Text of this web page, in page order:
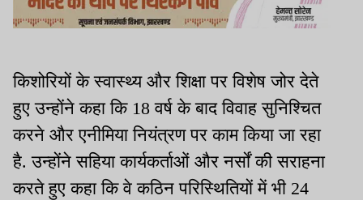
किशोरियों के स्वास्थ्य और शिक्षा पर विशेष जोर देते
हुए उन्होंने कहा कि 18 वर्ष के बाद विवाह सुनिश्चित
करने और एनीमिया नियंत्रण पर काम किया जा रहा
है. उन्होंने सहिया कार्यकर्ताओं और नर्सों की सराहना
करते हुए कहा कि वे कठिन परिस्थितियों में भी 24